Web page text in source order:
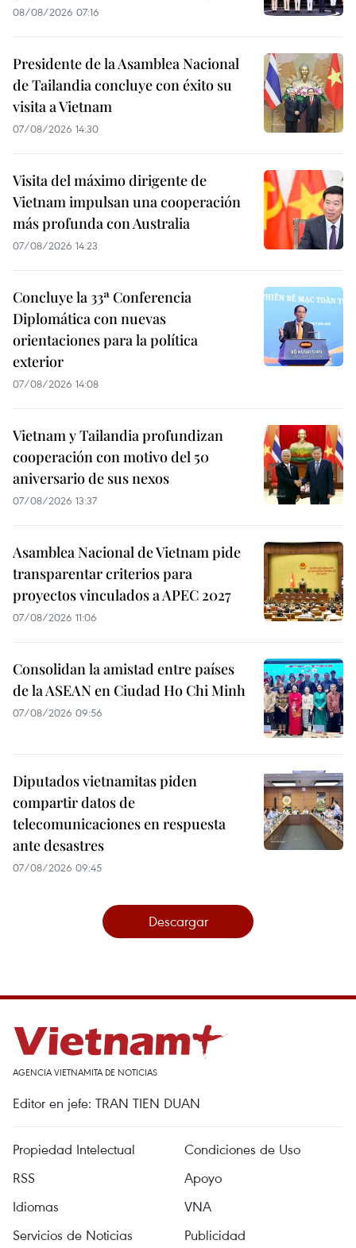
08/08/2026 07:16
Presidente de la Asamblea Nacional
de Tailandia concluye con éxito su
visita a Vietnam
07/08/2026 14:30
Visita del máximo dirigente de
Vietnam impulsan una cooperación
más profunda con Australia
07/08/2026 14:23
Concluye la 33ª Conferencia
Diplomática con nuevas
orientaciones para la política
exterior
07/08/2026 14:08
Vietnam y Tailandia profundizan
cooperación con motivo del 50
aniversario de sus nexos
07/08/2026 13:37
Asamblea Nacional de Vietnam pide
transparentar criterios para
proyectos vinculados a APEC 2027
07/08/2026 11:06
Consolidan la amistad entre países
de la ASEAN en Ciudad Ho Chi Minh
07/08/2026 09:56
Diputados vietnamitas piden
compartir datos de
telecomunicaciones en respuesta
ante desastres
07/08/2026 09:45
Descargar
AGENCIA VIETNAMITA DE NOTICIAS
Editor en jefe: TRAN TIEN DUAN
Propiedad Intelectual
Condiciones de Uso
RSS
Apoyo
Idiomas
VNA
Servicios de Noticias
Publicidad